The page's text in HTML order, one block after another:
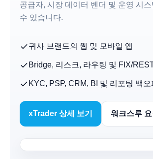
공급자, 시장 데이터 벤더 및 운영 시
수 있습니다.
귀사 브랜드의 웹 및 모바일 앱
Bridge, 리스크, 라우팅 및 FIX/
KYC, PSP, CRM, BI 및 리포팅 백
xTrader 상세 보기 워크스루